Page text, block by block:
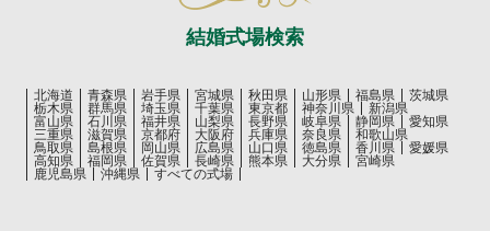
結婚式場検索
北海道 青森県 岩手県 宮城県 秋田県 山形県 福島県
茨城県
栃木県
群馬県 埼玉県 千葉県 東京都 神奈川県
新潟県
富山県
石川県 福井県 山梨県 長野県 岐阜県 静岡県
愛知県
三重県
滋賀県 京都府 大阪府 兵庫県 奈良県
和歌山県
鳥取県
島根県 岡山県 広島県 山口県 徳島県 香川県
愛媛県
高知県
福岡県 佐賀県 長崎県 熊本県 大分県
宮崎県
鹿児島県
沖縄県 すべての式場